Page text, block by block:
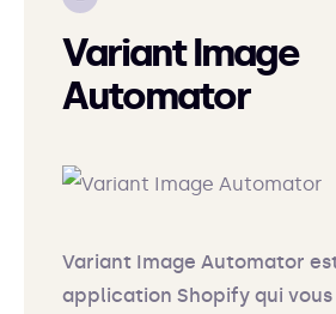
Variant Image
Automator
Variant Image Automator
application Shopify qui